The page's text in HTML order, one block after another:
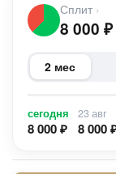
Сплит ›
8 000 ₽
2 мес
сегодня
8 000 ₽
23 авг
8 000